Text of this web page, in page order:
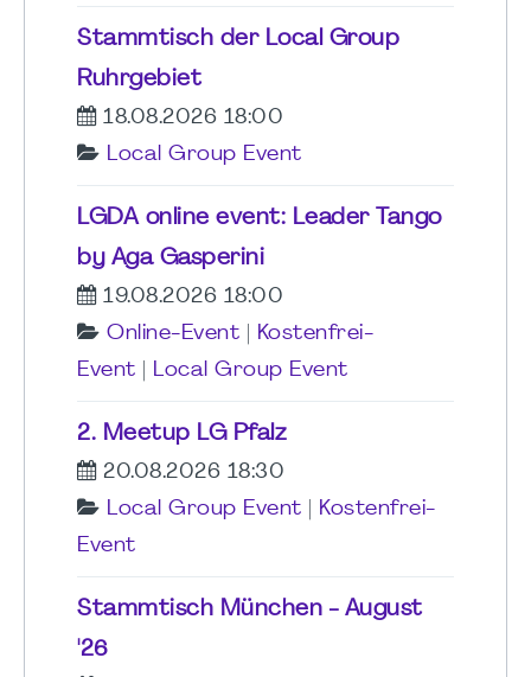
Stammtisch der Local Group
Ruhrgebiet
18.08.2026 18:00
Local Group Event
LGDA online event: Leader Tango
by Aga Gasperini
19.08.2026 18:00
Online-Event
Kostenfrei-
Event
Local Group Event
2. Meetup LG Pfalz
20.08.2026 18:30
Local Group Event
Kostenfrei-
Event
Stammtisch München - August
'26